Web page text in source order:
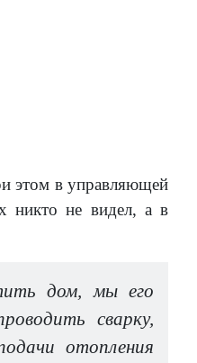
этом в управляющей
никто не видел, а в
дом, мы его
сварку,
отопления